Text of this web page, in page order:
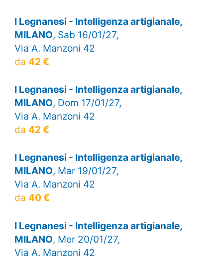
I Legnanesi - Intelligenza artigianale,
MILANO, Sab 16/01/27,
Via A. Manzoni 42
da 42 €
I Legnanesi - Intelligenza artigianale,
MILANO, Dom 17/01/27,
Via A. Manzoni 42
da 42 €
I Legnanesi - Intelligenza artigianale,
MILANO, Mar 19/01/27,
Via A. Manzoni 42
da 40 €
I Legnanesi - Intelligenza artigianale,
MILANO, Mer 20/01/27,
Via A. Manzoni 42